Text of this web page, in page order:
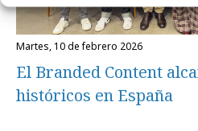
martes, 10 de febrero 2026
El Branded Content
históricos en España